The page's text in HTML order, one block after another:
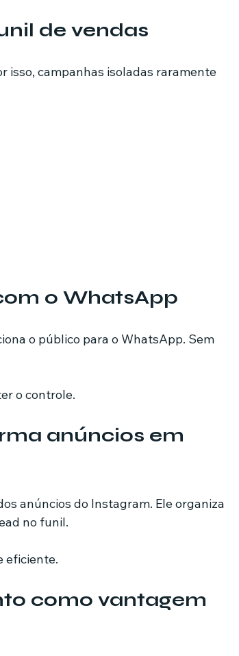
de vendas
isso, campanhas isoladas raramente
o WhatsApp
o público para o WhatsApp. Sem
o controle.
anúncios em
anúncios do Instagram. Ele organiza
no funil.
eficiente.
como vantagem